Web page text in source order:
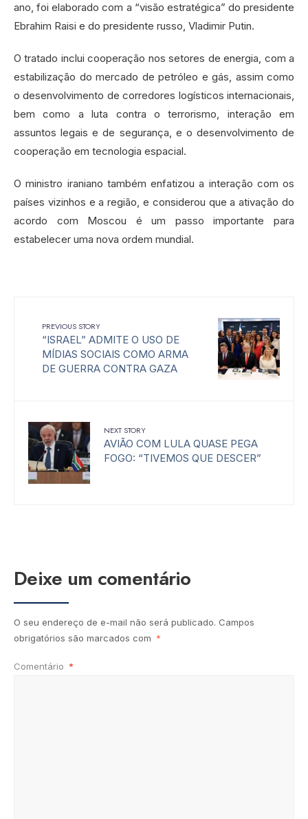
ano, foi elaborado com a “visão estratégica” do presidente
Ebrahim Raisi e do presidente russo, Vladimir Putin.
O tratado inclui cooperação nos setores de energia, com a
estabilização do mercado de petróleo e gás, assim como
o desenvolvimento de corredores logísticos internacionais,
bem como a luta contra o terrorismo, interação em
assuntos legais e de segurança, e o desenvolvimento de
cooperação em tecnologia espacial.
O ministro iraniano também enfatizou a interação com os
países vizinhos e a região, e considerou que a ativação do
acordo com Moscou é um passo importante para
estabelecer uma nova ordem mundial.
PREVIOUS STORY
“ISRAEL” ADMITE O USO DE
MÍDIAS SOCIAIS COMO ARMA
DE GUERRA CONTRA GAZA
NEXT STORY
AVIÃO COM LULA QUASE PEGA
FOGO: “TIVEMOS QUE DESCER”
Deixe um comentário
O seu endereço de e-mail não será publicado. Campos
obrigatórios são marcados com *
Comentário *